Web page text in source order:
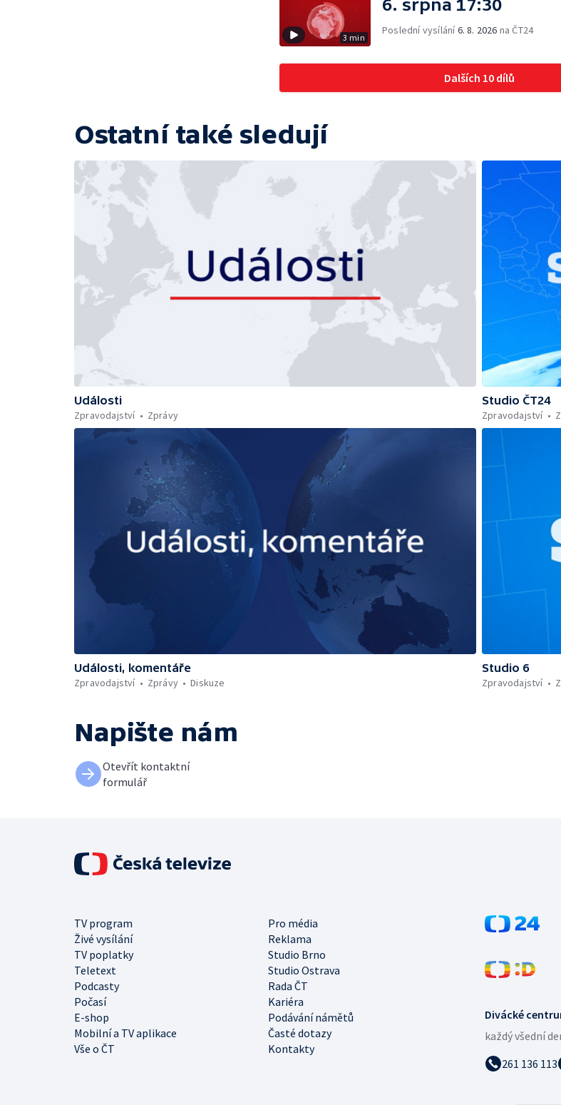
3 min
6. srpna 17:30
Poslední vysílání6. 8. 2026 na ČT24
Dalších 10 dílů
Ostatní také sledují
Události
Zpravodajství
Zprávy
Studio ČT24
Zpravodajství
Události, komentáře
Zpravodajství
Zprávy Diskuze
Studio 6
Zpravodajství
Napište nám
Otevřít kontaktní
formulář
Divácké
každý všední
261 136 113
TV program
Pro média
Živé vysílání
Reklama
TV poplatky
Studio Brno
Teletext
Studio Ostrava
Podcasty
Rada ČT
Počasí
Kariéra
E-shop
Podávání námětů
Mobilní a TV aplikace
Časté dotazy
Vše o ČT
Kontakty